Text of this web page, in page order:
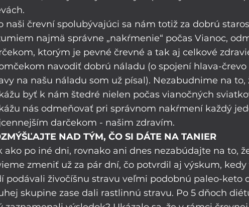
naši črevní spolubývajúci sa nám totiž za dobrú
najmä správne „nakŕmenie“ počas Vianoc,
ktorým je pevné črevné a tak aj celkové
navodiť dobrú náladu (o spojení hlava-
na našu náladu som už písal). Nezabudnime na
byť k nám štedré nielen počas vianočných
nás odmeňovať pri správnom nakŕmení každý
darčekom - našim zdravím.
NAD TÝM, ČO SI DÁTE NA TANIER
ako po iné dni, rovnako ani dnes nezabúdajte na to,
zmeniť už za pár dní, čo potvrdil aj výskum,
podávali živočíšnu stravu veľmi podobnú paleo-keto
skupine zase dali rastlinnú stravu. Po 5 dňoch